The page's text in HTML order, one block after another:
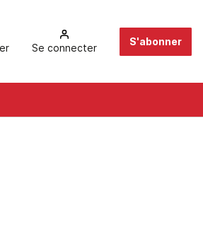
Se connecter
S'abonner